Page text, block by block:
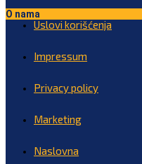
O nama
Uslovi korišćenja
Impressum
Privacy policy
Marketing
Naslovna